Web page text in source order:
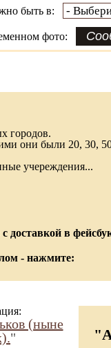
быть в:
фото:
городов.
они были 20, 30, 50
учереждения...
доставкой в
- нажмите:
(ныне
"